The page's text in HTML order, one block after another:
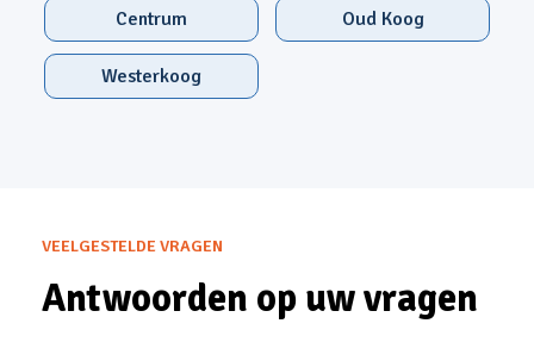
Centrum Oud Koog
Westerkoog
VEELGESTELDE VRAGEN
Antwoorden op uw vragen